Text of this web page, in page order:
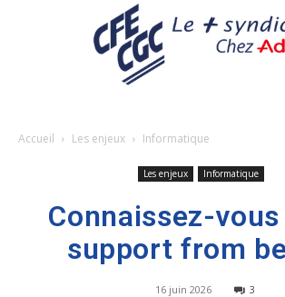
Accueil Les enjeux Informatique
Les enjeux Informatique
Connaissez-vous
support from
16 juin 2026 3